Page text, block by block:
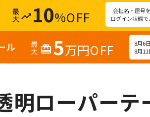
trending_up 10%OFF
会社名・屋号
ログイン状態
ル redeem 5万円OFF
8月6
8月
明ローパーテ